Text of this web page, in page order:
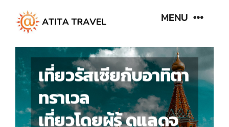
content
MENU
Home
About Us
เที่ยวรัสเซียกับอาทิตา
ทราเวล
เที่ยวโดยผู้รู้ ดูแลดุจ